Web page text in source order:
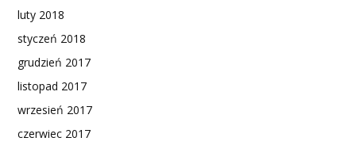
luty 2018
styczeń 2018
grudzień 2017
listopad 2017
wrzesień 2017
czerwiec 2017